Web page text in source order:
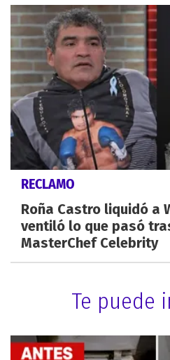
RECLAMO
Roña Castro liquidó a
ventiló lo que pasó
MasterChef Celebrity
Te puede